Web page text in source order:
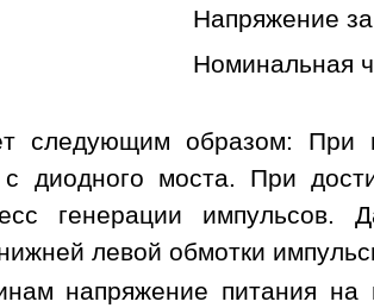
Напряжение
Номинальная
следующим образом: При
с диодного моста. При
генерации импульсов.
левой обмотки
напряжение питания